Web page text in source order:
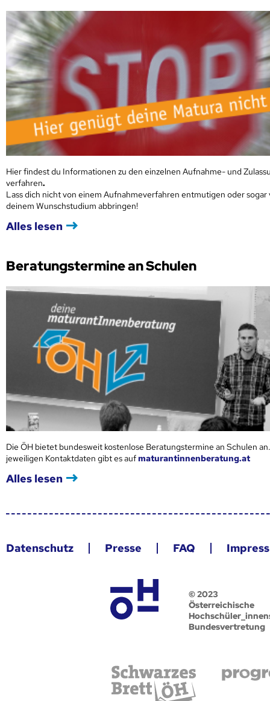
Hier findest du Informationen zu den einzelnen Aufnahme- und
verfahren.
Lass dich nicht von einem Aufnahmeverfahren entmutigen oder sogar
deinem Wunschstudium abbringen!
Alles lesen
Beratungstermine an Schulen
Die ÖH bietet bundesweit kostenlose Beratungstermine an Schulen
jeweiligen Kontaktdaten gibt es aufmaturantinnenberatung.at
Alles lesen
Datenschutz Presse FAQ
© 2023
Österreichische
Bundesvertretung